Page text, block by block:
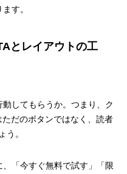
す。
とレイアウトの工
してもらうか。つまり、ク
だのボタンではなく、読者
う。
、「今すぐ無料で試す」「限